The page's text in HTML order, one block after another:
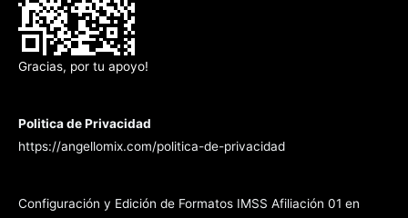
Gracias, por tu apoyo!
Politica de Privacidad
https://angellomix.com/politica-de-privacidad
Configuración y Edición de Formatos IMSS Afiliación 01 en